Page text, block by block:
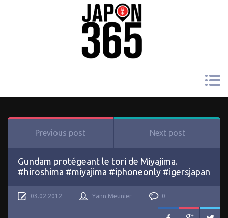
Previous post Next post
Gundam protégeant le tori de Miyajima.
#hiroshima #miyajima #iphoneonly #igersjapan
03.02.2012 Yann Meunier 0